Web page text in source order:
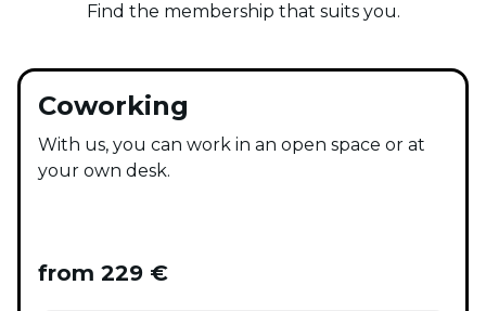
Find the membership that suits you.
Coworking
With us, you can work in an open space or at
your own desk.
from 229 €